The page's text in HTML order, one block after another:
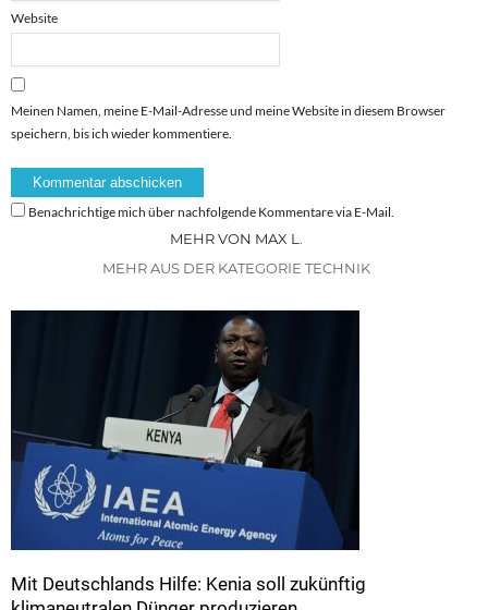
Website
Meinen Namen, meine E-Mail-Adresse und meine Website in diesem Browser
speichern, bis ich wieder kommentiere.
Benachrichtige mich über nachfolgende Kommentare via E-Mail.
MEHR VON MAX L.
MEHR AUS DER KATEGORIE TECHNIK
Mit Deutschlands Hilfe: Kenia soll zukünftig